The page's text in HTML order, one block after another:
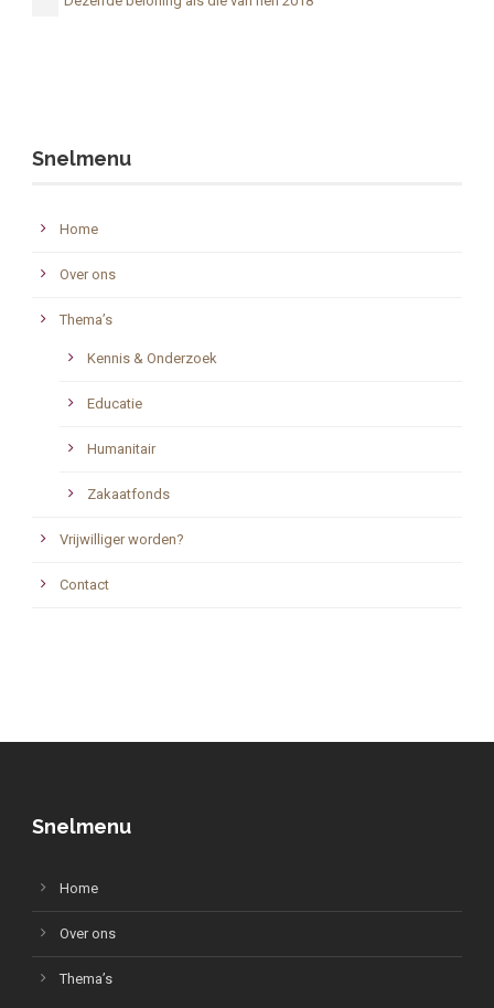
Snelmenu
Home
Over ons
Thema’s
Kennis & Onderzoek
Educatie
Humanitair
Zakaatfonds
Vrijwilliger worden?
Contact
Snelmenu
Home
Over ons
Thema’s